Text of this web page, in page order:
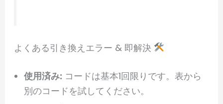
よくある引き換えエラー & 即解決
使用済み: コードは基本1回限りです。表から
別のコードを試してください。